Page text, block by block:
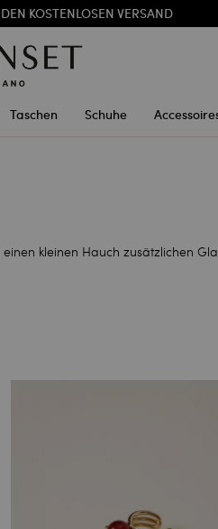
% AUF DIE KOLLEKTION FS26
Taschen Schuhe
kleinen Hauch zusätzlichen